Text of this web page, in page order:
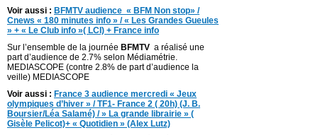
Voir aussi : BFMTV audience « BFM Non stop» /
Cnews « 180 minutes info » / « Les Grandes Gueules
» + « Le Club info »( LCI) + France info
Sur l’ensemble de la journée BFMTV a réalisé une
part d’audience de 2.7% selon Médiamétrie.
MEDIASCOPE (contre 2.8% de part d’audience la
veille) MEDIASCOPE
Voir aussi : France 3 audience mercredi « Jeux
olympiques d’hiver » / TF1- France 2 ( 20h) (J. B.
Boursier/Léa Salamé) / » La grande librairie » (
Gisèle Pelicot)+ « Quotidien » (Alex Lutz)